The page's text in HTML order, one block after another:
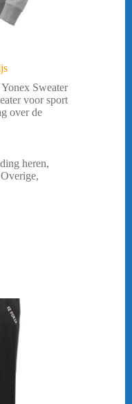
Sweater
voor sport
over de
heren,
Overige,